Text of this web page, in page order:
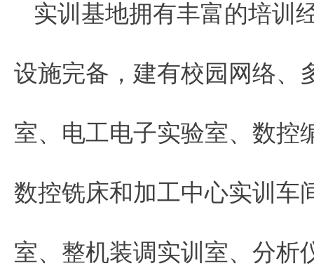
实训基地拥有丰富的培训
设施完备，建有校园网络、
室、电工电子实验室、数控
数控铣床和加工中心实训车
室、整机装调实训室、分析